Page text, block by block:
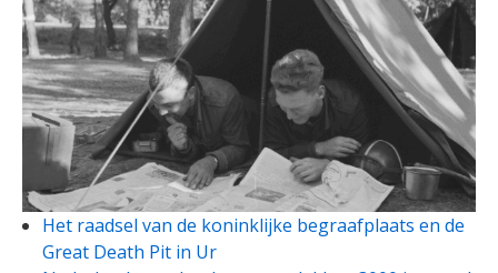
Het raadsel van de koninklijke begraafplaats en de
Great Death Pit in Ur